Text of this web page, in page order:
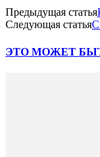
Предыдущая статья
Следующая статьяС
ЭТО МОЖЕТ